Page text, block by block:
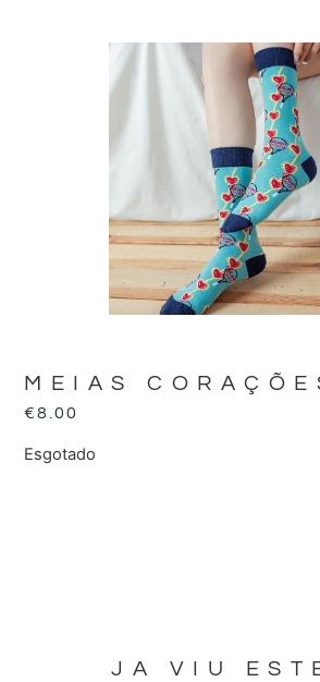
MEIAS
€8.00
Esgotado
JA VIU